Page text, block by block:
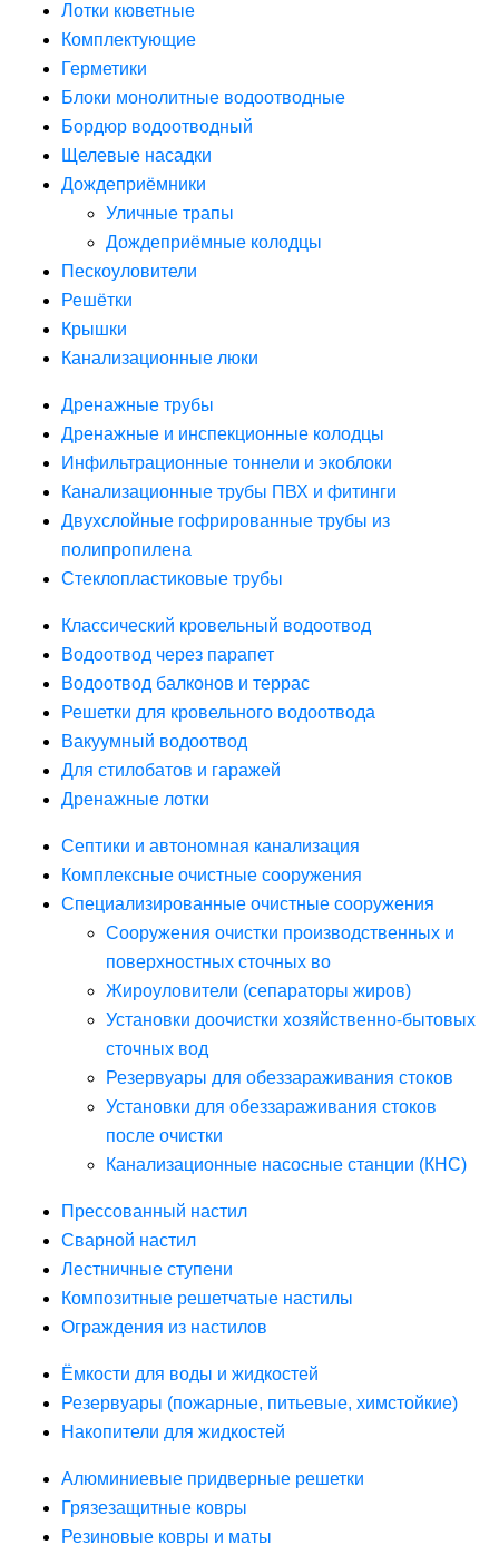
Лотки кюветные
Комплектующие
Герметики
Блоки монолитные водоотводные
Бордюр водоотводный
Щелевые насадки
Дождеприёмники
Уличные трапы
Дождеприёмные колодцы
Пескоуловители
Решётки
Крышки
Канализационные люки
Дренажные трубы
Дренажные и инспекционные колодцы
Инфильтрационные тоннели и экоблоки
Канализационные трубы ПВХ и фитинги
Двухслойные гофрированные трубы из
полипропилена
Стеклопластиковые трубы
Классический кровельный водоотвод
Водоотвод через парапет
Водоотвод балконов и террас
Решетки для кровельного водоотвода
Вакуумный водоотвод
Для стилобатов и гаражей
Дренажные лотки
Септики и автономная канализация
Комплексные очистные сооружения
Специализированные очистные сооружения
Сооружения очистки производственных и
поверхностных сточных во
Жироуловители (сепараторы жиров)
Установки доочистки хозяйственно-бытовых
сточных вод
Резервуары для обеззараживания стоков
Установки для обеззараживания стоков
после очистки
Канализационные насосные станции (КНС)
Прессованный настил
Сварной настил
Лестничные ступени
Композитные решетчатые настилы
Ограждения из настилов
Ёмкости для воды и жидкостей
Резервуары (пожарные, питьевые, химстойкие)
Накопители для жидкостей
Алюминиевые придверные решетки
Грязезащитные ковры
Резиновые ковры и маты